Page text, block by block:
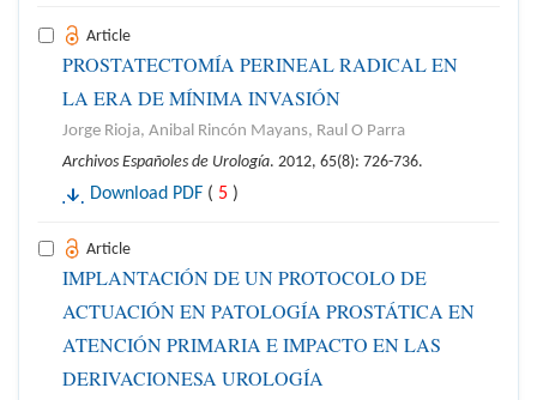
Article
PROSTATECTOMÍA PERINEAL RADICAL EN
LA ERA DE MÍNIMA INVASIÓN
Jorge Rioja, Anibal Rincón Mayans, Raul O Parra
Archivos Españoles de Urología. 2012, 65(8): 726-736.
Download PDF ( 5 )
Article
IMPLANTACIÓN DE UN PROTOCOLO DE
ACTUACIÓN EN PATOLOGÍA PROSTÁTICA EN
ATENCIÓN PRIMARIA E IMPACTO EN LAS
DERIVACIONESA UROLOGÍA